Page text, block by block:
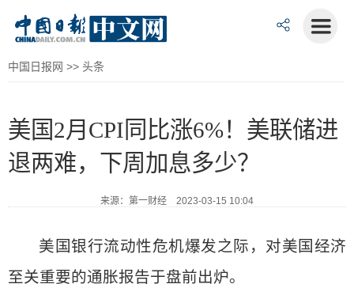
中国日报网 >> 头条
美国2月CPI同比涨6%！美联储进
退两难，下周加息多少？
来源：第一财经 2023-03-15 10:04
美国银行流动性危机爆发之际，对美国经济
至关重要的通胀报告于盘前出炉。